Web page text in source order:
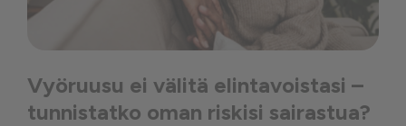
Vyöruusu ei välitä elintavoistasi –
tunnistatko oman riskisi sairastua?